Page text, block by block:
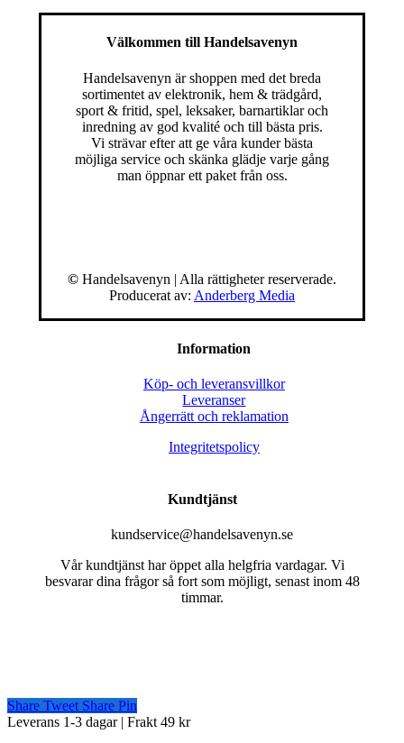
Välkommen till Handelsavenyn
Handelsavenyn är shoppen med det breda
sortimentet av elektronik, hem & trädgård,
sport & fritid, spel, leksaker, barnartiklar och
inredning av god kvalité och till bästa pris.
Vi strävar efter att ge våra kunder bästa
möjliga service och skänka glädje varje gång
man öppnar ett paket från oss.
© Handelsavenyn | Alla rättigheter reserverade.
Producerat av: Anderberg Media
Information
Köp- och leveransvillkor
Leveranser
Ångerrätt och reklamation
Integritetspolicy
Kundtjänst
kundservice@handelsavenyn.se
Vår kundtjänst har öppet alla helgfria vardagar. Vi
besvarar dina frågor så fort som möjligt, senast inom 48
timmar.
Share Tweet Share Pin
Close
Leverans 1-3 dagar | Frakt 49 kr